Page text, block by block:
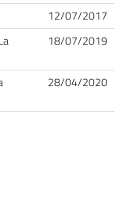
12/07/2017
18/07/2019
28/04/2020